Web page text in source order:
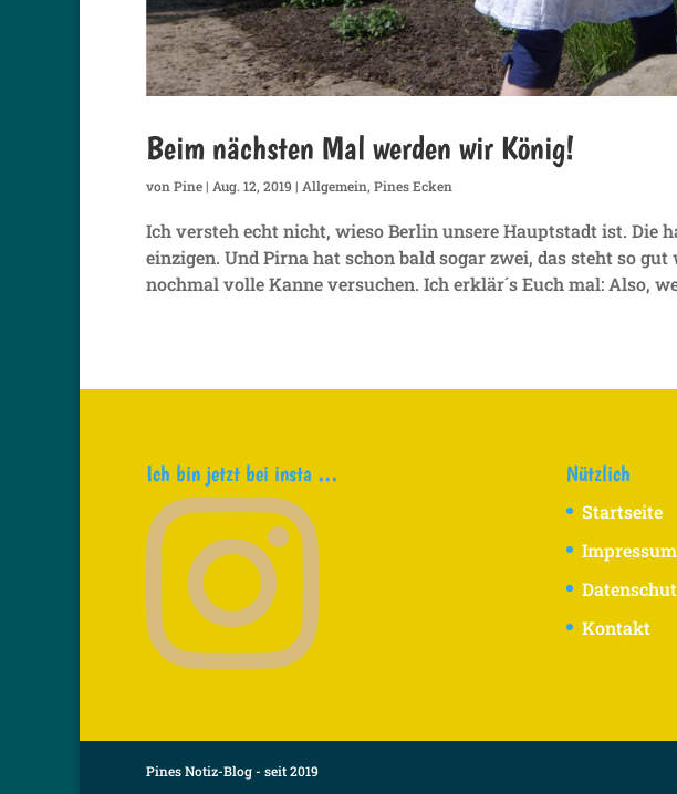
Beim nächsten Mal werden wir König!
von Pine| Aug. 12, 2019 | Allgemein, Pines Ecken
Ich versteh echt nicht, wieso Berlin unsere Hauptstadt ist. Die
einzigen. Und Pirna hat schon bald sogar zwei, das steht so
nochmal volle Kanne versuchen. Ich erklär´s Euch mal: Also,
Ich bin jetzt bei insta … Nützlich
Startseite
Impressum
Kontakt
Pines Notiz-Blog - seit 2019